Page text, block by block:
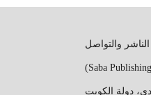
الناشر والتواصل